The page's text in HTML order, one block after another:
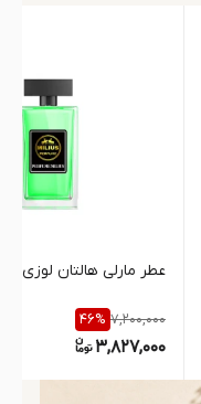
عطر مارلی هالتان لوزی
7,200,000
46%
3,827,000